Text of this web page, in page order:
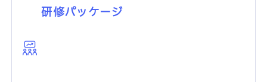
研修パッケージ